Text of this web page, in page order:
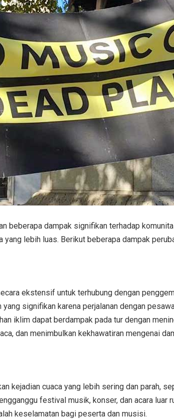
beberapa dampak signifikan terhadap
yang lebih luas. Berikut beberapa dampak
ekstensif untuk terhubung dengan
yang signifikan karena perjalanan dengan
iklim dapat berdampak pada tur dengan
dan menimbulkan kekhawatiran mengenai
kejadian cuaca yang lebih sering dan parah,
festival musik, konser, dan acara luar
keselamatan bagi peserta dan musisi.